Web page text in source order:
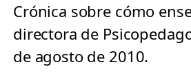
Crónica sobre cómo
directora de
de agosto de 2010.